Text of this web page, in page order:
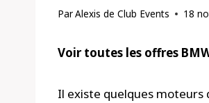
ParAlexis de Club Events 18
Voir toutes les offres
Il existe quelques moteurs